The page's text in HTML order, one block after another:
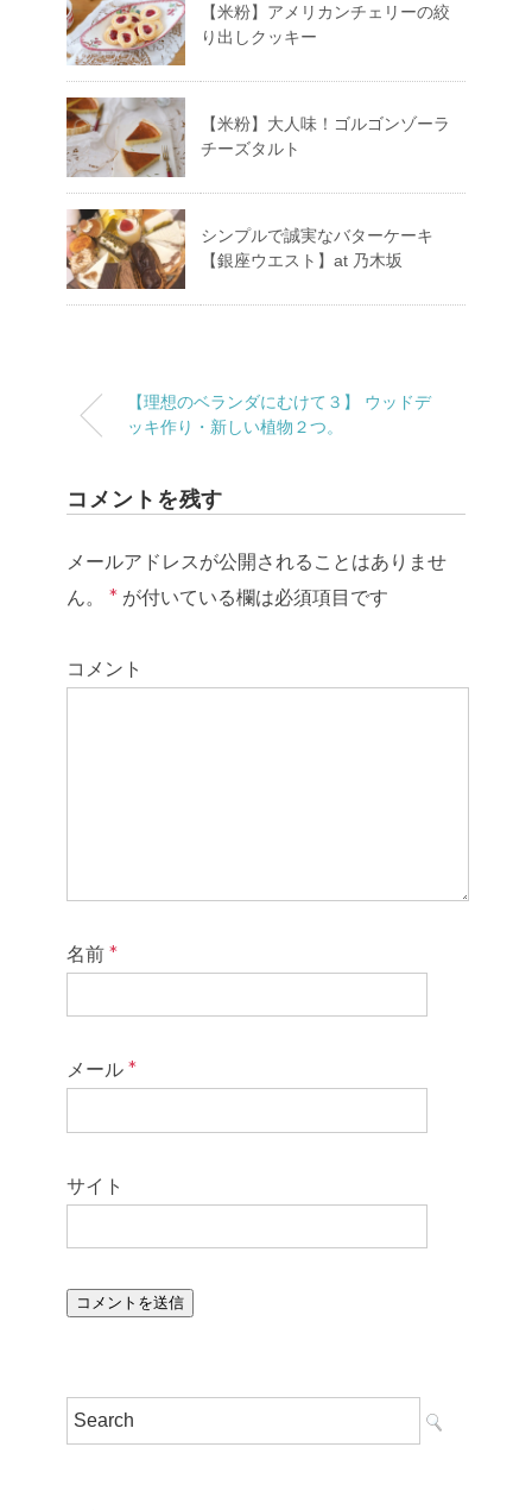
【米粉】アメリカンチェリーの絞
り出しクッキー
【米粉】大人味！ゴルゴンゾーラ
チーズタルト
シンプルで誠実なバターケーキ
【銀座ウエスト】at 乃木坂
【理想のベランダにむけて３】 ウッドデ
ッキ作り・新しい植物２つ。
コメントを残す
メールアドレスが公開されることはありませ
ん。
* が付いている欄は必須項目です
コメント
名前 *
メール *
サイト